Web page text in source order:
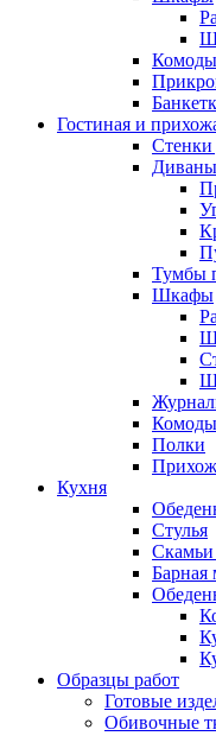
Комоды
Гостиная и
Стенки
Диваны
Тумбы
Шкафы
Комоды
Полки
Кухня
Стулья
Скамьи
Барная
Образцы работ
Готовые
Обивочные